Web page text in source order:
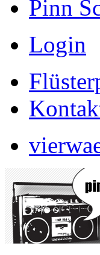
Pinn
Login